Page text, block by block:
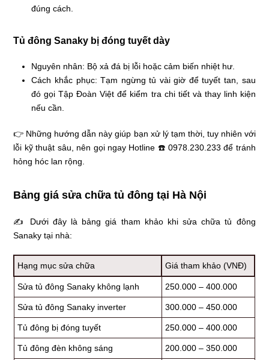
đúng cách.
Tủ đông Sanaky bị đóng tuyết dày
Nguyên nhân: Bộ xả đá bị lỗi hoặc cảm biến nhiệt hư.
Cách khắc phục: Tạm ngừng tủ vài giờ để tuyết tan, sau
đó gọi Tập Đoàn Việt để kiểm tra chi tiết và thay linh kiện
nếu cần.
👉 Những hướng dẫn này giúp bạn xử lý tạm thời, tuy nhiên với
lỗi kỹ thuật sâu, nên gọi ngay Hotline ☎️ 0978.230.233 để tránh
hỏng hóc lan rộng.
Bảng giá sửa chữa tủ đông tại Hà Nội
✍ Dưới đây là bảng giá tham khảo khi sửa chữa tủ đông
Sanaky tại nhà:
Hạng mục sửa chữa Giá tham khảo (VNĐ)
Sửa tủ đông Sanaky không lạnh 250.000 – 400.000
Sửa tủ đông Sanaky inverter 300.000 – 450.000
Tủ đông bị đóng tuyết 250.000 – 400.000
Tủ đông đèn không sáng 200.000 – 350.000